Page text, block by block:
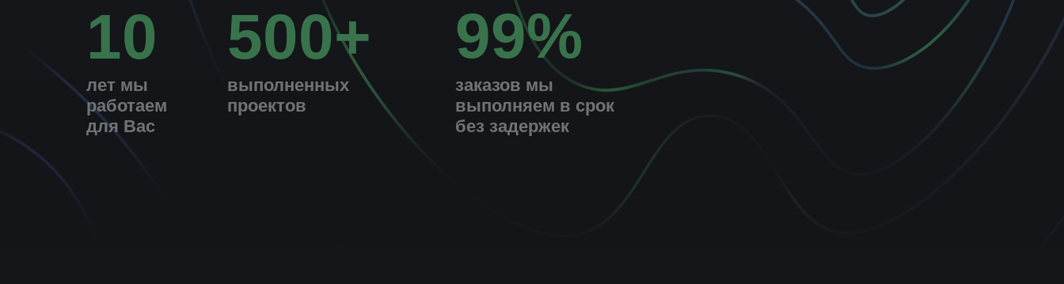
99%
заказов мы
выполняем в срок
без задержек
лет мы
работаем
для Вас
10
выполненных
проектов
500+